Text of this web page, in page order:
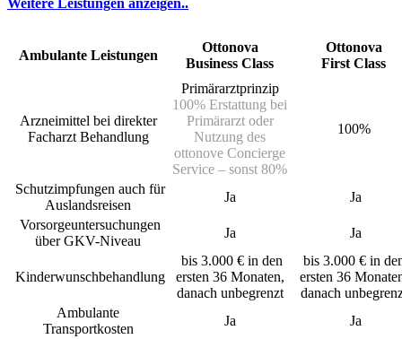
Weitere Leistungen anzeigen..
Ambulante Leistungen
Ottonova
Business Class
Ottonova
First Class
Arzneimittel bei direkter
Facharzt Behandlung
Primärarztprinzip
100% Erstattung bei
Primärarzt oder
Nutzung des
ottonove Concierge
Service – sonst 80%
100%
Schutzimpfungen auch für
Auslandsreisen
Ja
Ja
Vorsorgeuntersuchungen
über GKV-Niveau
Ja Ja
Kinderwunschbehandlung
bis 3.000 € in den
ersten 36 Monaten,
danach unbegrenzt
bis 3.000 € in
ersten 36
danach
Ambulante
Transportkosten
Ja
Ja